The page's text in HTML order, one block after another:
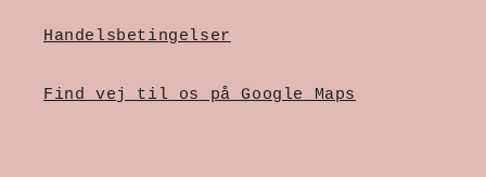
Handelsbetingelser
Find vej til os på Google Maps